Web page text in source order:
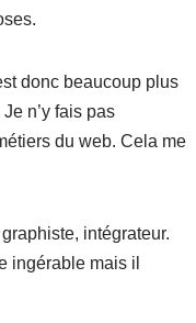
donc beaucoup plus
n’y fais pas
du web. Cela me
intégrateur.
ingérable mais il